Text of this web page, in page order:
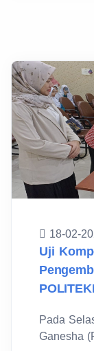
18-02-
Uji
Pada
Ganesha